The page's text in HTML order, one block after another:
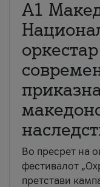
А1
Во пресрет на
фестивалот
претстави